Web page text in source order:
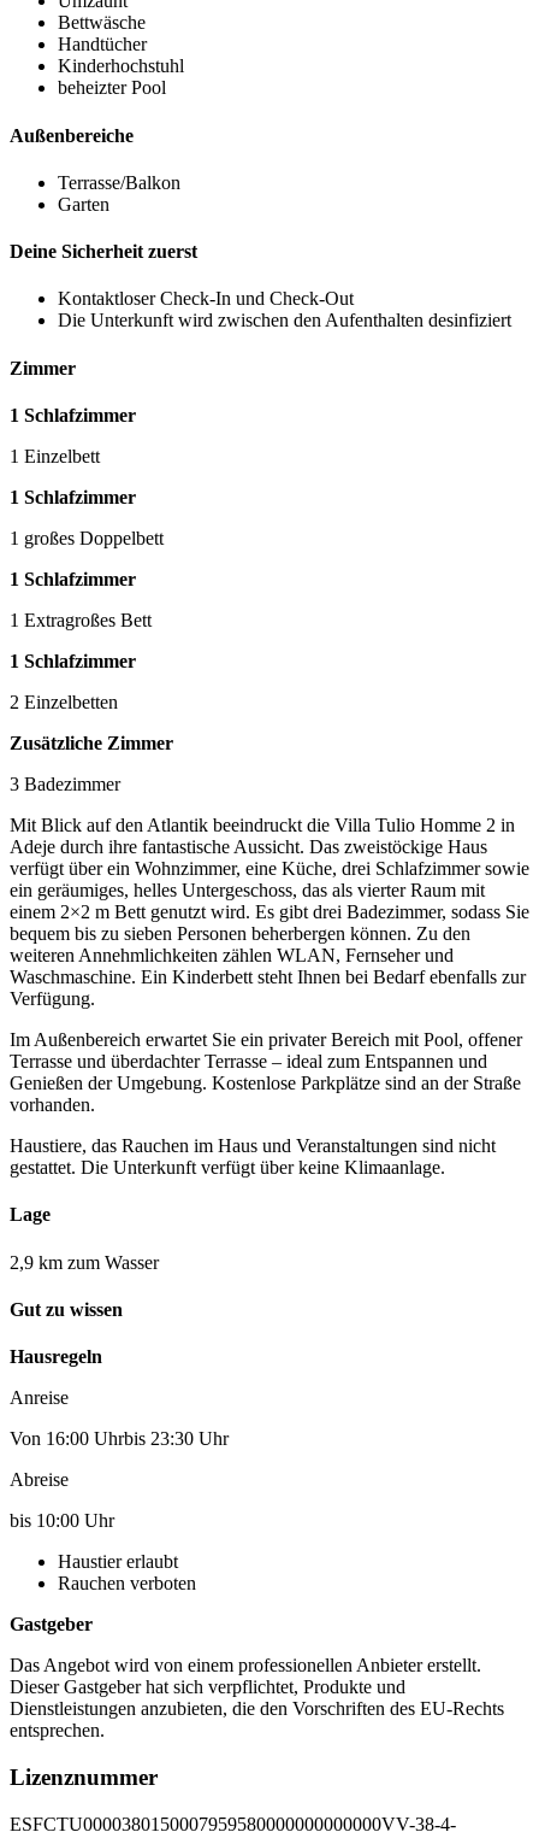
Bettwäsche
Handtücher
Kinderhochstuhl
beheizter Pool
Außenbereiche
Terrasse/Balkon
Garten
Deine Sicherheit zuerst
Kontaktloser Check-In und Check-Out
Die Unterkunft wird zwischen den Aufenthalten desinfiziert
Zimmer
1 Schlafzimmer
1 Einzelbett
1 Schlafzimmer
1 großes Doppelbett
1 Schlafzimmer
1 Extragroßes Bett
1 Schlafzimmer
2 Einzelbetten
Zusätzliche Zimmer
3 Badezimmer
Mit Blick auf den Atlantik beeindruckt die Villa Tulio Homme 2 in
Adeje durch ihre fantastische Aussicht. Das zweistöckige Haus
verfügt über ein Wohnzimmer, eine Küche, drei Schlafzimmer sowie
ein geräumiges, helles Untergeschoss, das als vierter Raum mit
einem 2×2 m Bett genutzt wird. Es gibt drei Badezimmer, sodass Sie
bequem bis zu sieben Personen beherbergen können. Zu den
weiteren Annehmlichkeiten zählen WLAN, Fernseher und
Waschmaschine. Ein Kinderbett steht Ihnen bei Bedarf ebenfalls zur
Verfügung.
Im Außenbereich erwartet Sie ein privater Bereich mit Pool, offener
Terrasse und überdachter Terrasse – ideal zum Entspannen und
Genießen der Umgebung. Kostenlose Parkplätze sind an der Straße
vorhanden.
Haustiere, das Rauchen im Haus und Veranstaltungen sind nicht
gestattet. Die Unterkunft verfügt über keine Klimaanlage.
Lage
2,9 km zum Wasser
Gut zu wissen
Hausregeln
Anreise
Von 16:00 Uhrbis 23:30 Uhr
Abreise
bis 10:00 Uhr
Haustier erlaubt
Rauchen verboten
Gastgeber
Das Angebot wird von einem professionellen Anbieter erstellt.
Dieser Gastgeber hat sich verpflichtet, Produkte und
Dienstleistungen anzubieten, die den Vorschriften des EU-Rechts
entsprechen.
Lizenznummer
ESFCTU0000380150007959580000000000000VV-38-4-